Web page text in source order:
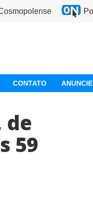
CONTATO ANUNCIE
de
59